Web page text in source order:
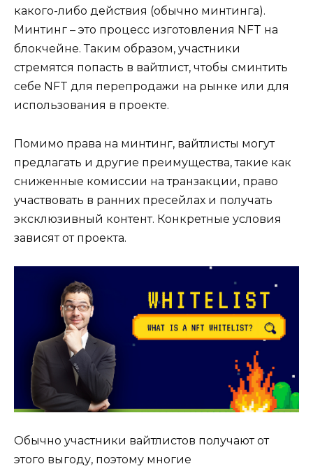
какого-либо действия (обычно минтинга).
Минтинг – это процесс изготовления NFT на
блокчейне. Таким образом, участники
стремятся попасть в вайтлист, чтобы сминтить
себе NFT для перепродажи на рынке или для
использования в проекте.
Помимо права на минтинг, вайтлисты могут
предлагать и другие преимущества, такие как
сниженные комиссии на транзакции, право
участвовать в ранних пресейлах и получать
эксклюзивный контент. Конкретные условия
зависят от проекта.
Обычно участники вайтлистов получают от
этого выгоду, поэтому многие